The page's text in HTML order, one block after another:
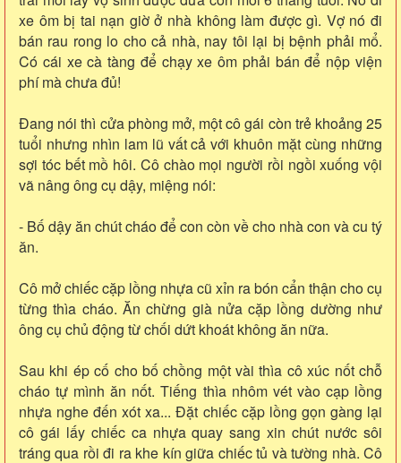
xe ôm bị tai nạn giờ ở nhà không làm được gì. Vợ nó đi
bán rau rong lo cho cả nhà, nay tôi lại bị bệnh phải mổ.
Có cái xe cà tàng để chạy xe ôm phải bán để nộp viện
phí mà chưa đủ!
Đang nói thì cửa phòng mở, một cô gái còn trẻ khoảng 25
tuổi nhưng nhìn lam lũ vất cả với khuôn mặt cùng những
sợi tóc bết mồ hôi. Cô chào mọi người rồi ngồi xuống vội
vã nâng ông cụ dậy, miệng nói:
- Bố dậy ăn chút cháo để con còn về cho nhà con và cu tý
ăn.
Cô mở chiếc cặp lồng nhựa cũ xỉn ra bón cẩn thận cho cụ
từng thìa cháo. Ăn chừng già nửa cặp lồng dường như
ông cụ chủ động từ chối dứt khoát không ăn nữa.
Sau khi ép cố cho bố chồng một vài thìa cô xúc nốt chỗ
cháo tự mình ăn nốt. Tiếng thìa nhôm vét vào cạp lồng
nhựa nghe đến xót xa... Đặt chiếc cặp lồng gọn gàng lại
cô gái lấy chiếc ca nhựa quay sang xin chút nước sôi
tráng qua rồi đi ra khe kín giữa chiếc tủ và tường nhà. Cô